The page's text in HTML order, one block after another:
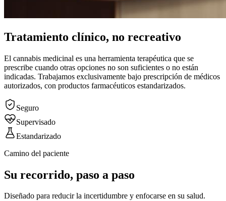
Tratamiento clínico, no recreativo
El cannabis medicinal es una herramienta terapéutica que se
prescribe cuando otras opciones no son suficientes o no están
indicadas. Trabajamos exclusivamente bajo prescripción de médicos
autorizados, con productos farmacéuticos estandarizados.
Seguro
Supervisado
Estandarizado
Camino del paciente
Su recorrido, paso a paso
Diseñado para reducir la incertidumbre y enfocarse en su salud.